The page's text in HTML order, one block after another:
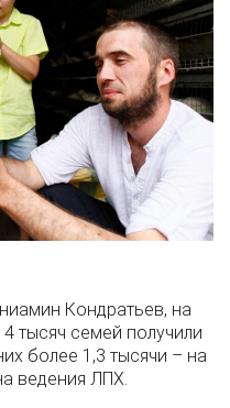
Кондратьев, на
тысяч семей получили
более 1,3 тысячи – на
ведения ЛПХ.